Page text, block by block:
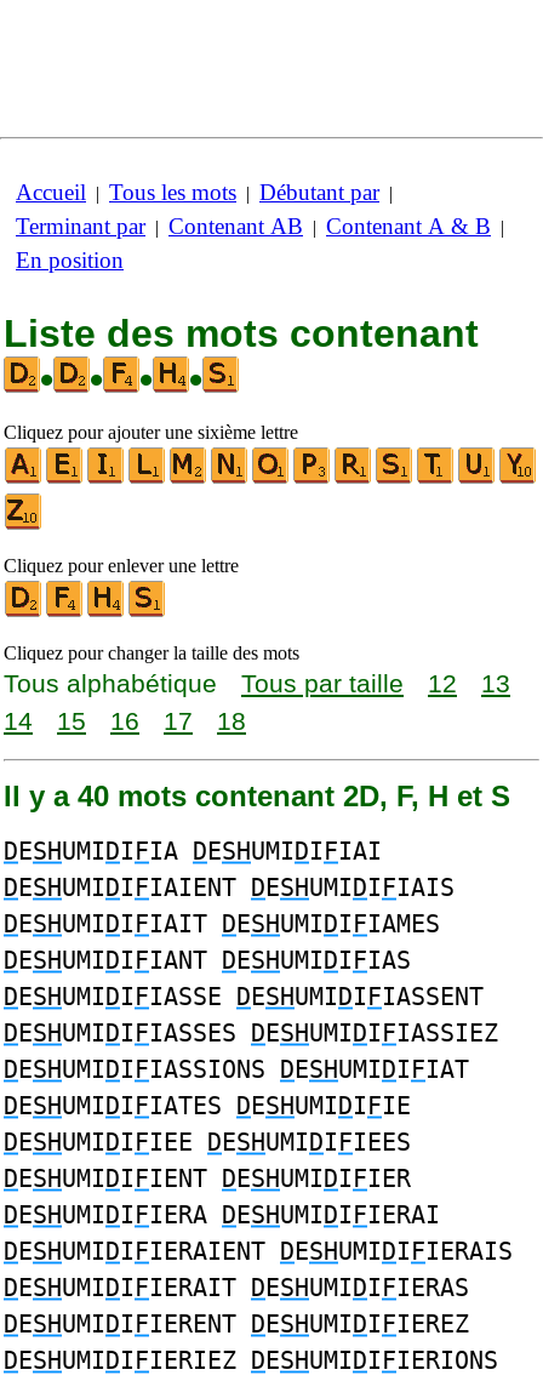
Accueil | Tous les mots | Débutant par|
Terminant par| Contenant AB | Contenant A & B |
En position
Liste des mots contenant
•
• • •
Cliquez pour ajouter une sixième lettre
Cliquez pour enlever une lettre
Cliquez pour changer la taille des mots
Tous alphabétique Tous par taille 12
13
14
15 16 17 18
Il y a 40 mots contenant 2D, F, H et S
DESHUMIDIFIA DESHUMIDIFIAI
DESHUMIDIFIAIENT DESHUMIDIFIAIS
DESHUMIDIFIAIT DESHUMIDIFIAMES
DESHUMIDIFIANT DESHUMIDIFIAS
DESHUMIDIFIASSE DESHUMIDIFIASSENT
DESHUMIDIFIASSES DESHUMIDIFIASSIEZ
DESHUMIDIFIASSIONS DESHUMIDIFIAT
DESHUMIDIFIATES DESHUMIDIFIE
DESHUMIDIFIEE DESHUMIDIFIEES
DESHUMIDIFIENT DESHUMIDIFIER
DESHUMIDIFIERA DESHUMIDIFIERAI
DESHUMIDIFIERAIENT DESHUMIDIFIERAIS
DESHUMIDIFIERAIT DESHUMIDIFIERAS
DESHUMIDIFIERENT DESHUMIDIFIEREZ
DESHUMIDIFIERIEZ DESHUMIDIFIERIONS